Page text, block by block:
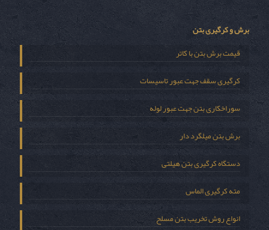
برش و کرگیری بتن
قیمت برش بتن با کاتر
کرگیری سقف جهت عبور تاسیسات
سوراخکاری بتن جهت عبور لوله
برش بتن میلگرد دار
دستگاه کرگیری بتن هیلتی
مته کرگیری الماس
انواع روش تخریب بتن مسلح